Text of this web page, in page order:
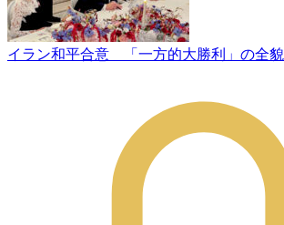
イラン和平合意 「一方的大勝利」の全貌